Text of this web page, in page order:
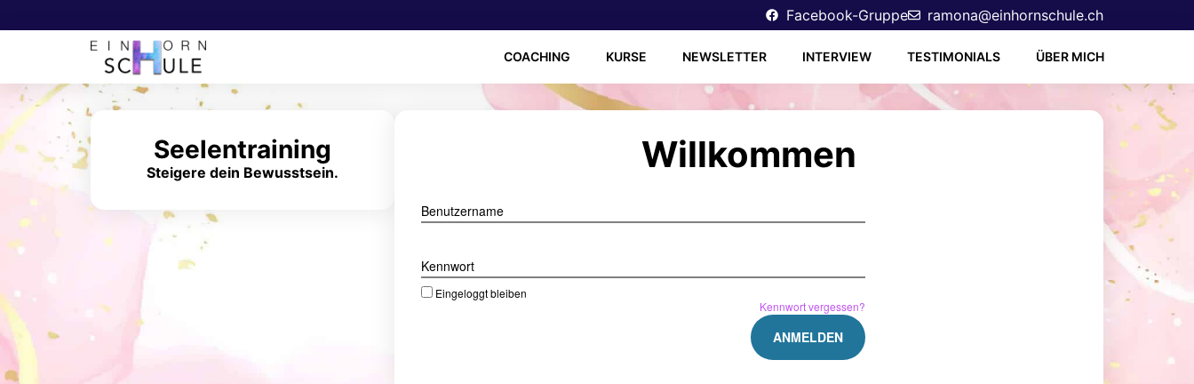
Facebook-Gruppe ramona@einhornschule.ch
COACHING KURSE NEWSLETTER INTERVIEW TESTIMONIALS ÜBER MICH
Seelentraining
Steigere dein Bewusstsein. Willkommen
Benutzername
Kennwort
Eingeloggt bleiben
Kennwort vergessen?